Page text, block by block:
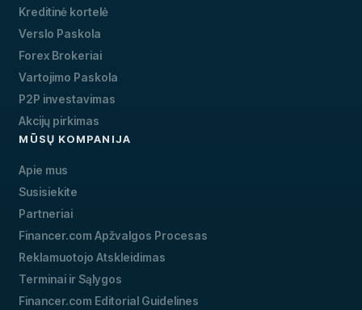
Kreditinė kortelė
Verslo Paskola
Forex Brokeriai
Vartojimo Paskola
P2P investavimas
Akcijų pirkimas
MŪSŲ KOMPANIJA
Apie mus
Susisiekite
Partneriai
Financer.com Apžvalgos Procesas
Reklamuotojo Atskleidimas
Terminai ir Sąlygos
Financer.com Editorial Guidelines